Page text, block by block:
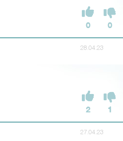
0 0
28.04.23
2 1
27.04.23